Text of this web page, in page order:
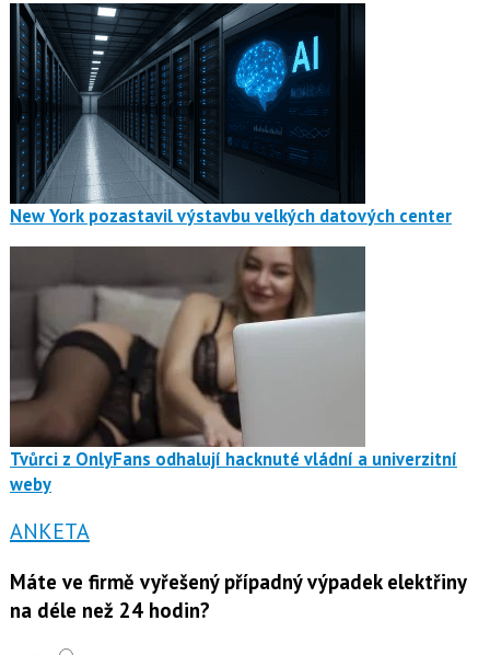
New York pozastavil výstavbu velkých datových center
Tvůrci z OnlyFans odhalují hacknuté vládní a univerzitní
weby
ANKETA
Máte ve firmě vyřešený případný výpadek elektřiny
na déle než 24 hodin?